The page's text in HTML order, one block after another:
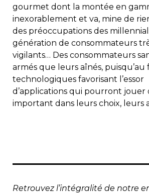
gourmet dont la montée en
inexorablement et va, mine de
des préoccupations des
génération de consommateurs
vigilants… Des consommateurs
armés que leurs aînés, puisqu’au
technologiques favorisant l’essor
d’applications qui pourront jouer
important dans leurs choix, leurs
Retrouvez l’intégralité de notre